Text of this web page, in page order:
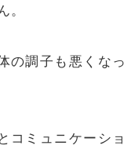
。
の調子も悪くなっ
コミュニケーショ